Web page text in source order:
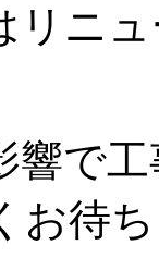
リニ
響で
お待